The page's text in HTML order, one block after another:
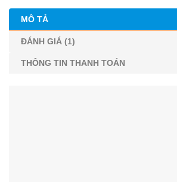
MÔ TẢ
ĐÁNH GIÁ (1)
THÔNG TIN THANH TOÁN